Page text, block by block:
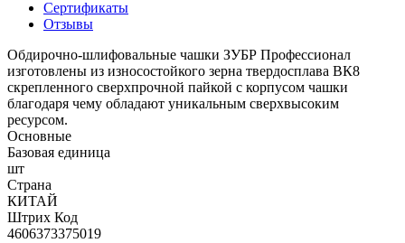
Сертификаты
Отзывы
Обдирочно-шлифовальные чашки ЗУБР Профессионал
изготовлены из износостойкого зерна твердосплава ВК8
скрепленного сверхпрочной пайкой с корпусом чашки
благодаря чему обладают уникальным сверхвысоким
ресурсом.
Основные
Базовая единица
шт
Страна
КИТАЙ
Штрих Код
4606373375019